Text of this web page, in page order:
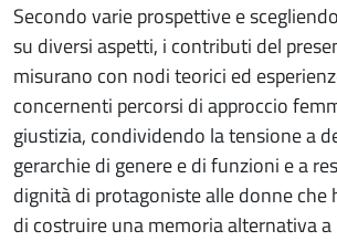
Secondo varie prospettive e
su diversi aspetti, i contributi del
misurano con nodi teorici ed
concernenti percorsi di approccio
giustizia, condividendo la tensione a
gerarchie di genere e di funzioni e a
dignità di protagoniste alle donne che
di costruire una memoria alternativa a